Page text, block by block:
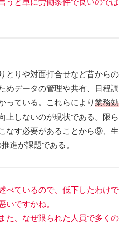
とりや対面打合せなど昔からの
めデータの管理や共有、日程調
っている。これらにより 業務効
上しないのが現状である。限ら
なす必要があることから⑨、生
進が課題である。
ているので、低下したわけで
いですかね。
、なぜ限られた人員で多くの